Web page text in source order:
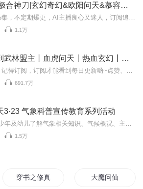
免费|无极合神刀|玄幻奇幻&欧阳问天&慕容菲菲
1.1万
从大佬到武林盟主丨血虎问天丨热血玄幻丨多人有声剧丨vip免费
691.7万
3·23 气象科普宣传教育系列活动
1.5万
穿书之修真问道 大魔问仙